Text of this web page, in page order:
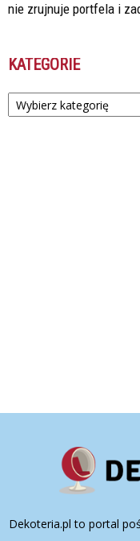
nie zrujnuje portfela i
KATEGORIE
Kategorie
Dekoteria.pl to portal